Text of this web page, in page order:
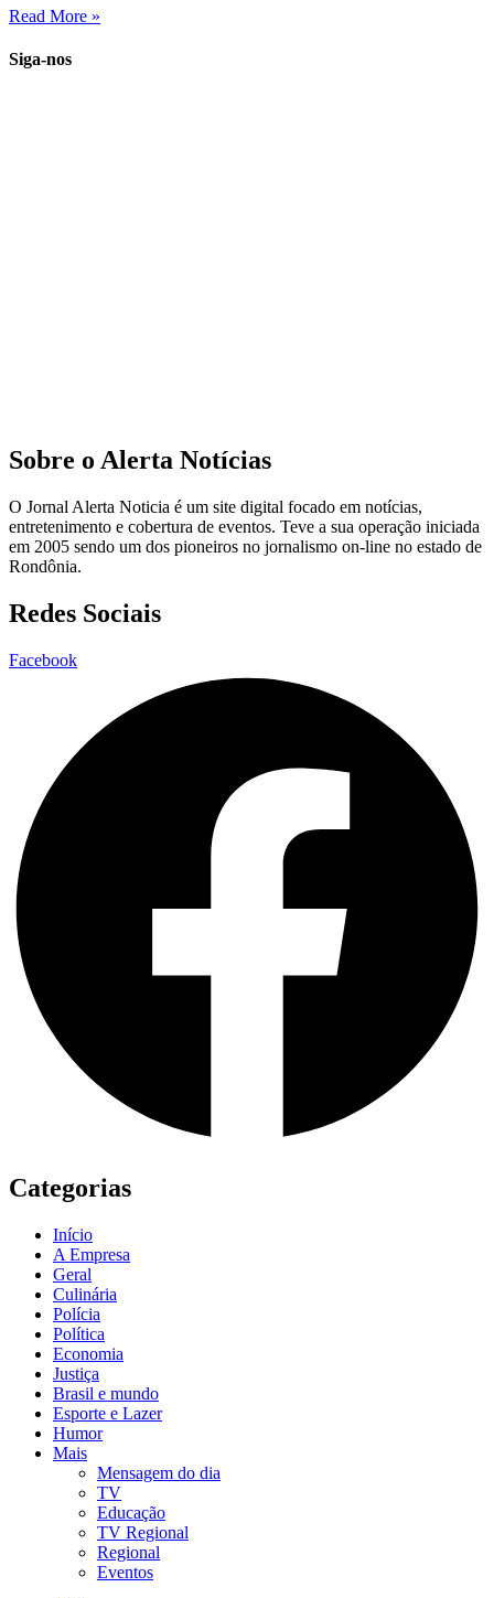
Read More »
Siga-nos
Sobre o Alerta Notícias
O Jornal Alerta Noticia é um site digital focado em notícias,
entretenimento e cobertura de eventos. Teve a sua operação iniciada
em 2005 sendo um dos pioneiros no jornalismo on-line no estado de
Rondônia.
Redes Sociais
Facebook
Categorias
Início
A Empresa
Geral
Culinária
Polícia
Política
Economia
Justiça
Brasil e mundo
Esporte e Lazer
Humor
Mais
Mensagem do dia
TV
Educação
TV Regional
Regional
Eventos